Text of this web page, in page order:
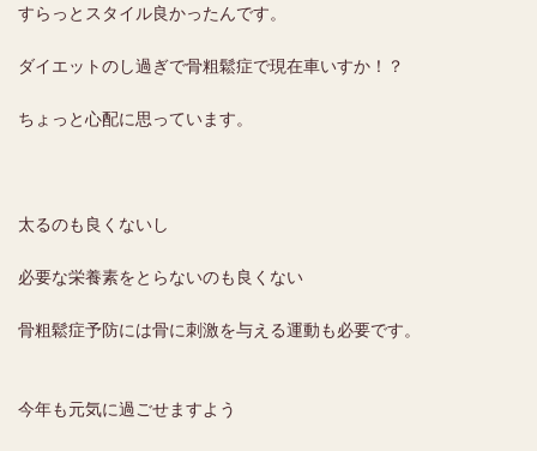
すらっとスタイル良かったんです。
ダイエットのし過ぎで骨粗鬆症で現在車いすか！？
ちょっと心配に思っています。
太るのも良くないし
必要な栄養素をとらないのも良くない
骨粗鬆症予防には骨に刺激を与える運動も必要です。
今年も元気に過ごせますよう